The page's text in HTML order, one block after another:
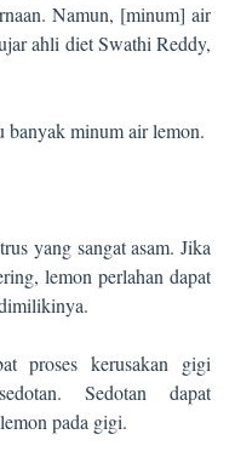
Namun, [minum] air
ahli diet Swathi Reddy,
banyak minum air lemon.
yang sangat asam. Jika
lemon perlahan dapat
proses kerusakan gigi
Sedotan dapat
pada gigi.